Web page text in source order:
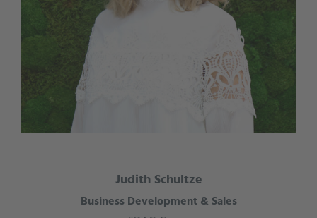
Judith Schultze
Business Development & Sales